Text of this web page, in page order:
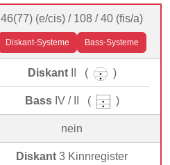
46(77) (e/cis) / 108 / 40 (fis/a)
Diskant-Systeme Bass-Systeme
DiskantII ( )
BassIV / II ( )
nein
Diskant 3 Kinnregister